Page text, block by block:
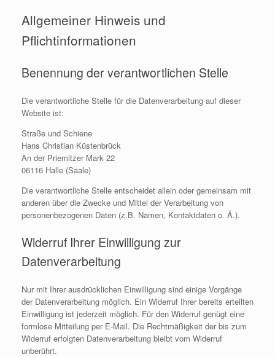
Allgemeiner Hinweis und
Pflichtinformationen
Benennung der verantwortlichen Stelle
Die verantwortliche Stelle für die Datenverarbeitung auf dieser
Website ist:
Straße und Schiene
Hans Christian Küstenbrück
An der Priemitzer Mark 22
06116 Halle (Saale)
Die verantwortliche Stelle entscheidet allein oder gemeinsam mit
anderen über die Zwecke und Mittel der Verarbeitung von
personenbezogenen Daten (z.B. Namen, Kontaktdaten o. Ä.).
Widerruf Ihrer Einwilligung zur
Datenverarbeitung
Nur mit Ihrer ausdrücklichen Einwilligung sind einige Vorgänge
der Datenverarbeitung möglich. Ein Widerruf Ihrer bereits erteilten
Einwilligung ist jederzeit möglich. Für den Widerruf genügt eine
formlose Mitteilung per E-Mail. Die Rechtmäßigkeit der bis zum
Widerruf erfolgten Datenverarbeitung bleibt vom Widerruf
unberührt.